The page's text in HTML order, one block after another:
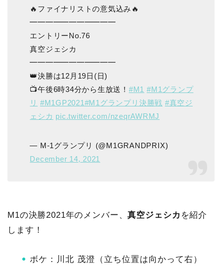
🔥ファイナリストの意気込み🔥
━━━━━━━━━━━
エントリーNo.76
真空ジェシカ
━━━━━━━━━━━
👑決勝は12月19日(日)
📺午後6時34分から生放送！ #M1 #M1グランプ
リ #M1GP2021#M1グランプリ決勝戦 #真空ジ
ェシカ pic.twitter.com/nzeqrAWRMJ
— M-1グランプリ (@M1GRANDPRIX)
December 14, 2021
M1の決勝2021年のメンバー、真空ジェシカ を紹介
します！
ボケ：川北 茂澄（立ち位置は向かって右）